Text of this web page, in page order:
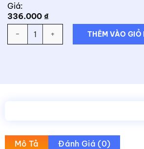
Giá:
336.000 ₫
Số lượng
THÊM VÀO GIỎ
Mô Tả Đánh Giá (0)